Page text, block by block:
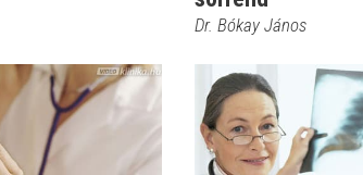
Dr. Bókay János